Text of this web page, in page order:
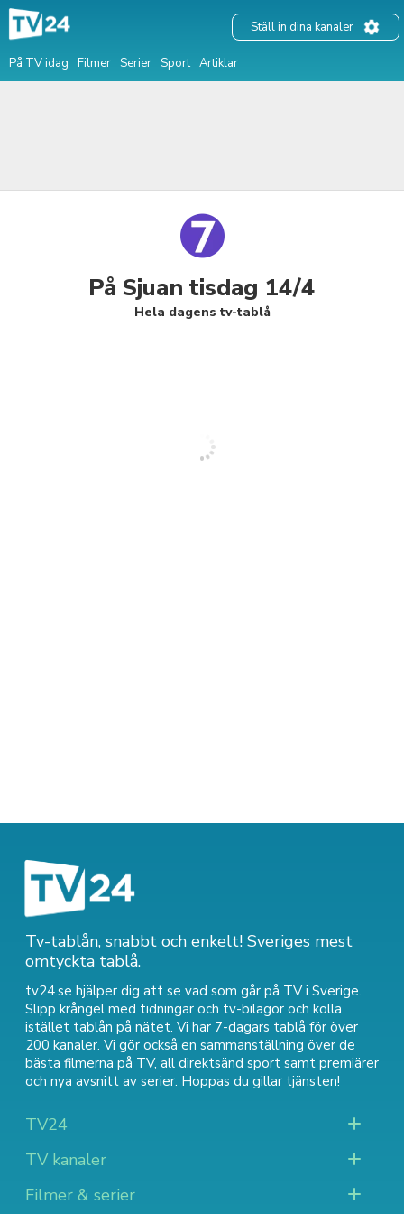
På TV idag Filmer Serier Sport Artiklar
Ställ in dina kanaler
På Sjuan tisdag 14/4
Hela dagens tv-tablå
Tv-tablån, snabbt och enkelt! Sveriges mest
omtyckta tablå.
tv24.se hjälper dig att se vad som går på TV i Sverige.
Slipp krångel med tidningar och tv-bilagor och kolla
istället tablån på nätet. Vi har 7-dagars tablå för över
200 kanaler. Vi gör också en sammanställning över de
bästa filmerna på TV, all direktsänd sport samt premiärer
och nya avsnitt av serier. Hoppas du gillar tjänsten!
TV24
TV kanaler
Filmer & serier